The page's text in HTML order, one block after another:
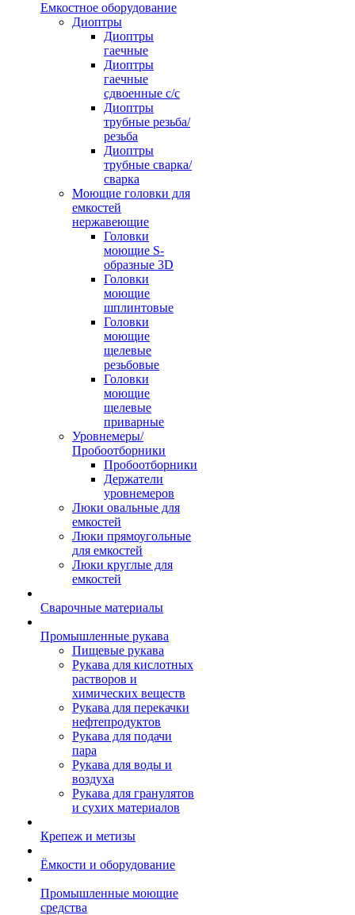
Емкостное оборудование
Диоптры
Диоптры
гаечные
Диоптры
гаечные
сдвоенные c/c
Диоптры
трубные резьба/
резьба
Диоптры
трубные сварка/
сварка
Моющие головки для
емкостей
нержавеющие
Головки
моющие S-
образные 3D
Головки
моющие
шплинтовые
Головки
моющие
щелевые
резьбовые
Головки
моющие
щелевые
приварные
Уровнемеры/
Пробоотборники
Пробоотборники
Держатели
уровнемеров
Люки овальные для
емкостей
Люки прямоугольные
для емкостей
Люки круглые для
емкостей
Сварочные материалы
Промышленные рукава
Пищевые рукава
Рукава для кислотных
растворов и
химических веществ
Рукава для перекачки
нефтепродуктов
Рукава для подачи
пара
Рукава для воды и
воздуха
Рукава для гранулятов
и сухих материалов
Крепеж и метизы
Ёмкости и оборудование
Промышленные моющие
средства